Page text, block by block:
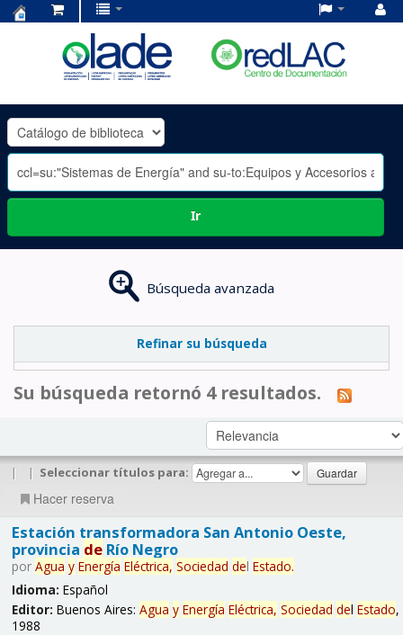
OLADE
-
Ir
Búsqueda avanzada
Refinar su búsqueda
Su búsqueda retornó 4 resultados.
| | Seleccionar títulos para:
Hacer reserva
Estación transformadora San Antonio Oeste,
provincia deRío Negro
por Agua y Energía Eléctrica, Sociedad del Estado.
Idioma: Español
Editor: Buenos Aires: Agua y Energía Eléctrica, Sociedad del Estado,
1988